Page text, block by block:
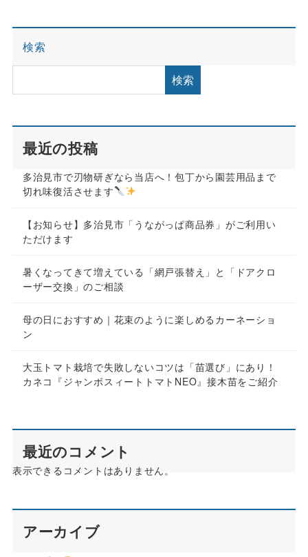
検索
検索
最近の投稿
多治見市で刃物研ぎなら当店へ！包丁から園芸用品まで
切れ味復活させます
【お知らせ】多治見市「うながっぱ商品券」がご利用い
ただけます
暑くなってきて増えている「網戸張替え」と「ドアクロ
ーザー交換」のご相談
母の日におすすめ｜花束のように楽しめるカーネーショ
ン
大玉トマト栽培で失敗しないコツは「苗選び」にあり！
カネコ『ジャンボスィートトマトNEO』接木苗をご紹介
最近のコメント
表示できるコメントはありません。
アーカイブ